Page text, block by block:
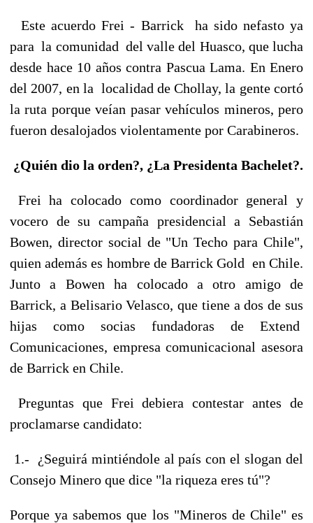
Este acuerdo Frei - Barrick ha sido nefasto ya
para la comunidad del valle del Huasco, que lucha
desde hace 10 años contra Pascua Lama. En Enero
del 2007, en la localidad de Chollay, la gente cortó
la ruta porque veían pasar vehículos mineros, pero
fueron desalojados violentamente por Carabineros.
¿Quién dio la orden?, ¿La Presidenta Bachelet?.
Frei ha colocado como coordinador general y
vocero de su campaña presidencial a Sebastián
Bowen, director social de "Un Techo para Chile",
quien además es hombre de Barrick Gold en Chile.
Junto a Bowen ha colocado a otro amigo de
Barrick, a Belisario Velasco, que tiene a dos de sus
hijas como socias fundadoras de Extend
Comunicaciones, empresa comunicacional asesora
de Barrick en Chile.
Preguntas que Frei debiera contestar antes de
proclamarse candidato:
1.- ¿Seguirá mintiéndole al país con el slogan del
Consejo Minero que dice "la riqueza eres tú"?
Porque ya sabemos que los "Mineros de Chile" es